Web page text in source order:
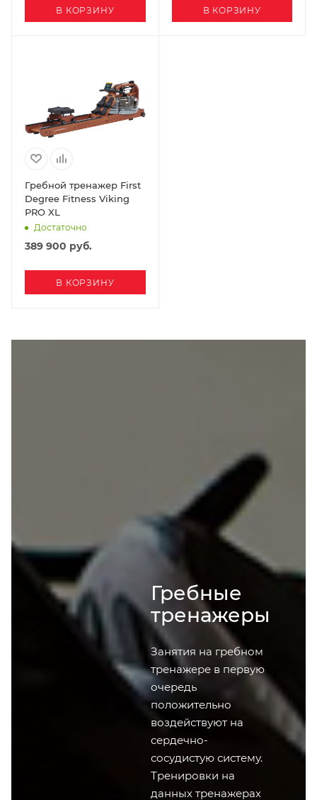
В КОРЗИНУ В КОРЗИНУ
Гребной тренажер First
Degree Fitness Viking
PRO XL
Достаточно
389 900 руб.
В КОРЗИНУ
Гребные
тренажеры
Занятия на гребном
тренажере в первую
очередь
положительно
воздействуют на
сердечно-
сосудистую систему.
Тренировки на
данных тренажерах